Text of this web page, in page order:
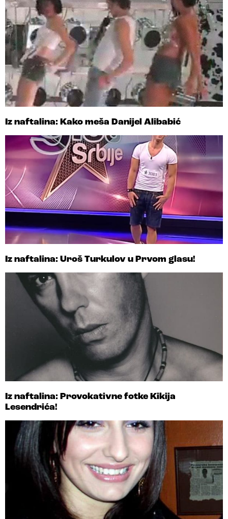
Iz naftalina: Kako meša Danijel Alibabić
Iz naftalina: Uroš Turkulov u Prvom glasu!
Iz naftalina: Provokativne fotke Kikija
Lesendrića!